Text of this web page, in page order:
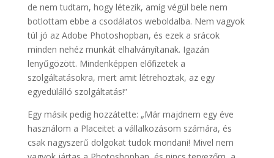
de nem tudtam, hogy létezik, amíg végül bele nem
botlottam ebbe a csodálatos weboldalba. Nem vagyok
túl jó az Adobe Photoshopban, és ezek a srácok
minden nehéz munkát elhalványítanak. Igazán
lenyűgözött. Mindenképpen előfizetek a
szolgáltatásokra, mert amit létrehoztak, az egy
egyedülálló szolgáltatás!”
Egy másik pedig hozzátette: „Már majdnem egy éve
használom a Placeitet a vállalkozásom számára, és
csak nagyszerű dolgokat tudok mondani! Mivel nem